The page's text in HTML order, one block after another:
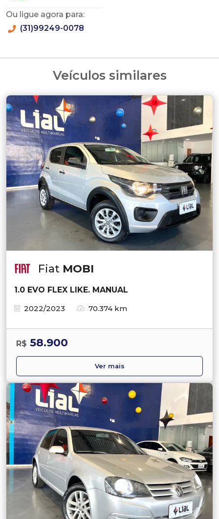
Ou ligue agora para:
(31)99249-0078
Veículos similares
Fiat MOBI
1.0 EVO FLEX LIKE. MANUAL
2022/2023
70.374 km
R$ 58.900
Ver mais